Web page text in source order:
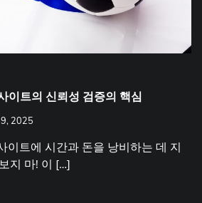
이트의 신뢰성 검증의 핵심
2025
이트에 시간과 돈을 낭비하는 데 지
지 마! 이 […]